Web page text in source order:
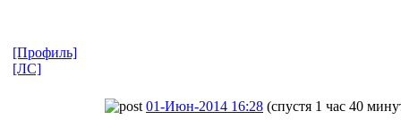
[Профиль]
[ЛС]
01-Июн-2014 16:28 (спустя 1 час 40